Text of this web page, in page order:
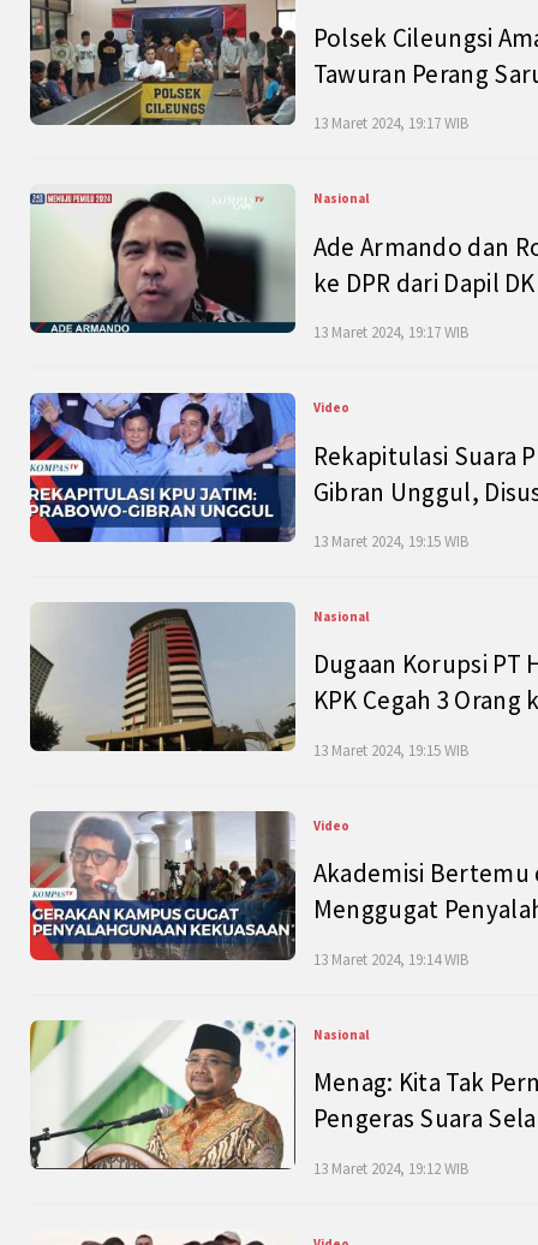
Polsek Cileungsi
Tawuran Perang
13 Maret 2024, 19:17 WIB
Nasional
Ade Armando dan
ke DPR dari Dapil
13 Maret 2024, 19:17 WIB
Video
Rekapitulasi Suara
Gibran Unggul,
13 Maret 2024, 19:15 WIB
Nasional
Dugaan Korupsi PT
KPK Cegah 3 Orang
13 Maret 2024, 19:15 WIB
Video
Akademisi Bertemu
Menggugat
13 Maret 2024, 19:14 WIB
Nasional
Menag: Kita Tak
Pengeras Suara
13 Maret 2024, 19:12 WIB